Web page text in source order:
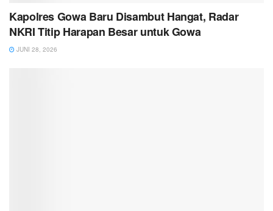
Kapolres Gowa Baru Disambut Hangat, Radar
NKRI Titip Harapan Besar untuk Gowa
JUNI 28, 2026